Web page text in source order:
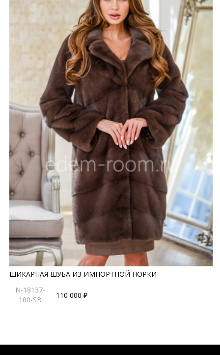
ШИКАРНАЯ ШУБА ИЗ ИМПОРТНОЙ НОРКИ
N-18137-
100-SB
110 000 ₽